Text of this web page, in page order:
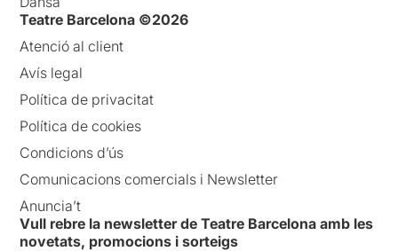
Teatre Barcelona ©2026
Atenció al client
Avís legal
Política de privacitat
Política de cookies
Condicions d’ús
Comunicacions comercials i Newsletter
Anuncia’t
Vull rebre la newsletter de Teatre Barcelona amb les
novetats, promocions i sorteigs